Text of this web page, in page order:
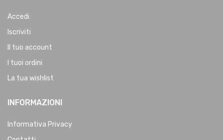
Accedi
Iscriviti
Il tuo account
I tuoi ordini
La tua wishlist
INFORMAZIONI
Informativa Privacy